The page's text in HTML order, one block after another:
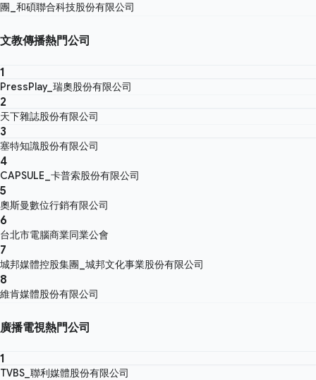
團_和碩聯合科技股份有限公司
文教傳播熱門公司
1
PressPlay_瑞奧股份有限公司
2
天下雜誌股份有限公司
3
塞特知識股份有限公司
4
CAPSULE_卡普索股份有限公司
5
奧斯曼數位行銷有限公司
6
台北市電腦商業同業公會
7
城邦媒體控股集團_城邦文化事業股份有限公司
8
維肯媒體股份有限公司
廣播電視熱門公司
1
TVBS_聯利媒體股份有限公司